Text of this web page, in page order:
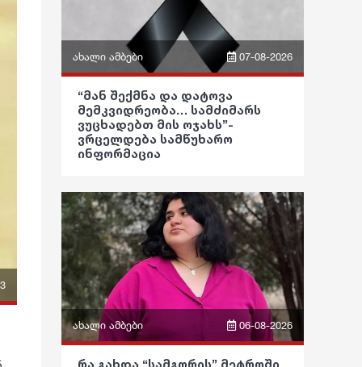
ახალი ამბები
ფრაზები
ვიდეო
პოლიტიკა
განათლება
ჯანდაცვა
კულტურა
გართობა
რეგიონი
07-08-2026
“მან შექმნა და დატოვა
მემკვიდრეობა… სამძიმარს
ვუცხადებთ მის ოჯახს”-
ვრცელდება სამწუხარო
ინფორმაცია
ახალი ამბები
ფრაზები
06-08-2026